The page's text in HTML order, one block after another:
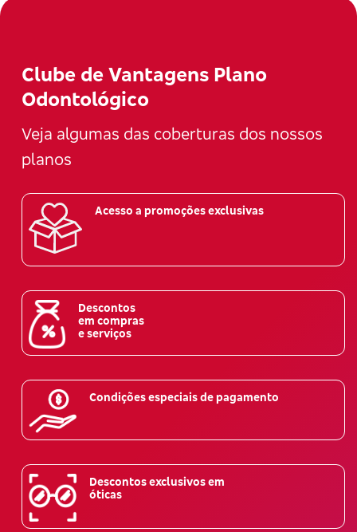
Clube de Vantagens Plano
Odontológico
Veja algumas das coberturas dos nossos
planos
Acesso a promoções exclusivas
Descontos
em compras
e serviços
Condições especiais de pagamento
Descontos exclusivos em
óticas